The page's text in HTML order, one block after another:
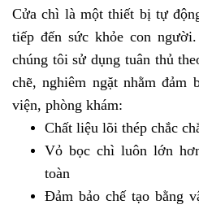
Cửa chì là một thiết bị tự
tiếp đến sức khỏe con
chúng tôi sử dụng tuân thủ
chẽ, nghiêm ngặt nhằm đảm
viện, phòng khám:
Chất liệu lõi thép chắc
Vỏ bọc chì luôn lớn
toàn
Đảm bảo chế tạo bằng